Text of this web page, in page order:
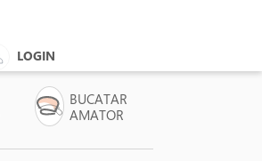
LOGIN
BUCATAR
AMATOR